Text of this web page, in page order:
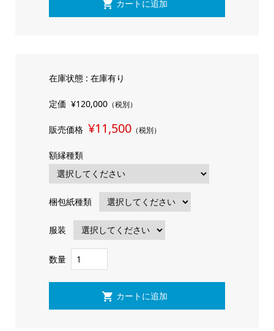
在庫状態 : 在庫有り
定価 ¥120,000（税別）
販売価格 ¥11,500（税別）
額縁種類
梱包紙種類
服装
数量